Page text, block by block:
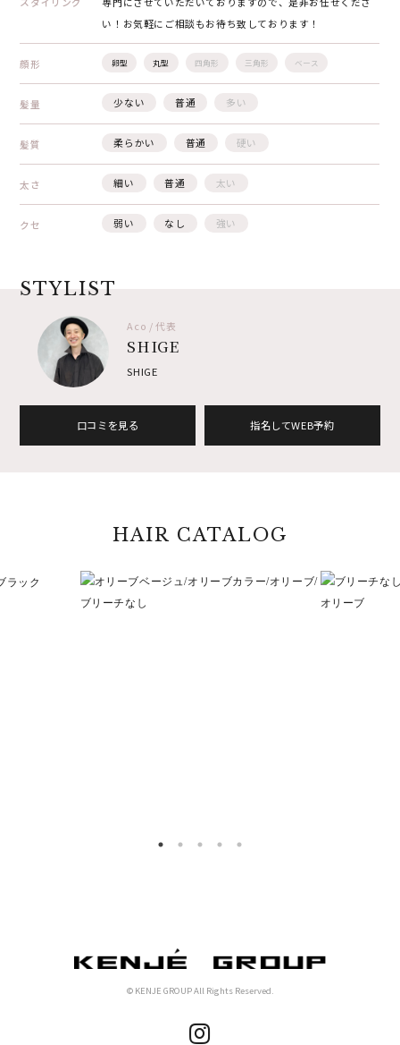
い！お気軽にご相談もお待ち致しております！
顔形 卵型 丸型 四角形 三角形 ベース
髪量 少ない 普通 多い
髪質 柔らかい 普通 硬い
太さ 細い 普通 太い
クセ 弱い なし 強い
STYLIST
Aco / 代表
SHIGE
SHIGE
口コミを見る 指名してWEB予約
HAIR CATALOG
© KENJE GROUP All Rights Reserved.